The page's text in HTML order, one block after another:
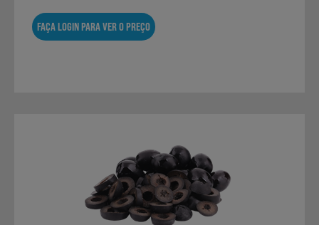
FAÇA LOGIN PARA VER O PREÇO